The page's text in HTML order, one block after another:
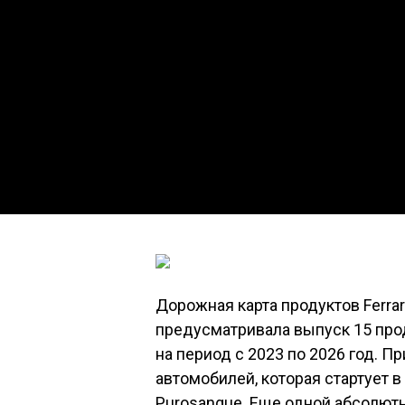
Дорожная карта продуктов
предусматривала выпуск 15
на период с 2023 по 2026 год.
автомобилей, которая стартует